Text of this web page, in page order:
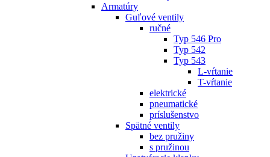
Armatúry
Guľové ventily
ručné
Typ 546 Pro
Typ 542
Typ 543
L-vŕtanie
T-vŕtanie
elektrické
pneumatické
príslušenstvo
Spätné ventily
bez pružiny
s pružinou